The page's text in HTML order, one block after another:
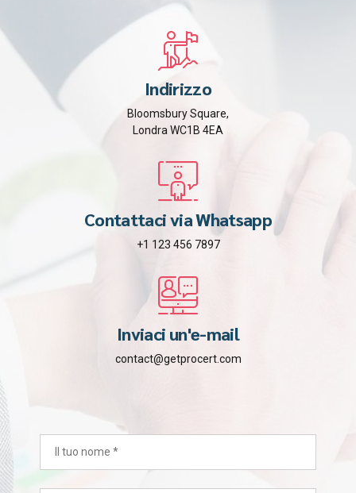
Indirizzo
Bloomsbury Square,
Londra WC1B 4EA
Contattaci via Whatsapp
+1 123 456 7897
Inviaci un'e-mail
contact@getprocert.com